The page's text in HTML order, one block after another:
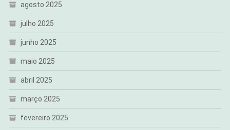
agosto 2025
julho 2025
junho 2025
maio 2025
abril 2025
março 2025
fevereiro 2025